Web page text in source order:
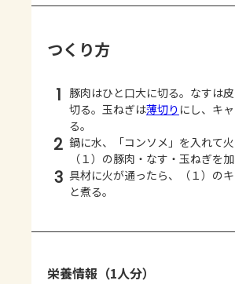
つくり方
1 豚肉はひと口大に切る。なすは
切る。玉ねぎは薄切り にし、キ
る。
2 鍋に水、「コンソメ」を入れて
（１）の豚肉・なす・玉ねぎを加
3 具材に火が通ったら、（１）の
と煮る。
栄養情報（1人分）